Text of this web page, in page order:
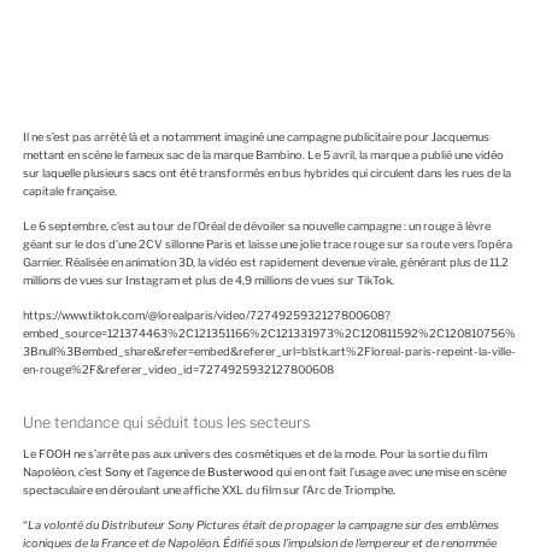
Il ne s’est pas arrêté là et a notamment imaginé une campagne publicitaire pour Jacquemus
mettant en scène le fameux sac de la marque Bambino. Le 5 avril, la marque a publié une vidéo
sur laquelle plusieurssacsont été transformés en bus hybrides qui circulent dans les rues de la
capitale française.
Le 6 septembre, c’est au tour de l’Oréal de dévoiler sa nouvelle campagne : un rouge à lèvre
géant sur le dos d’une 2CV sillonne Paris et laisse une jolie trace rouge sur sa route vers l’opéra
Garnier. Réalisée en animation 3D, la vidéo est rapidement devenue virale, générant plus de 11,2
millions de vues sur Instagram et plus de 4,9 millions de vues sur TikTok.
https://www.tiktok.com/@lorealparis/video/7274925932127800608?
embed_source=121374463%2C121351166%2C121331973%2C120811592%2C120810756%
3Bnull%3Bembed_share&refer=embed&referer_url=blstk.art%2Floreal-paris-repeint-la-ville-
en-rouge%2F&referer_video_id=7274925932127800608
Une tendance qui séduit tous les secteurs
Le FOOH ne s’arrête pas aux univers des cosmétiques et de la mode. Pour la sortie du film
Napoléon, c’estSonyet l’agence de Busterwood qui en ont fait l’usage avec une mise en scène
spectaculaire en déroulant une affiche XXL du film sur l’Arc de Triomphe.
“La volonté du Distributeur Sony Pictures était de propager la campagne sur des emblèmes
iconiques de la France et de Napoléon. Édifié sous l’impulsion de l’empereur et de renommée